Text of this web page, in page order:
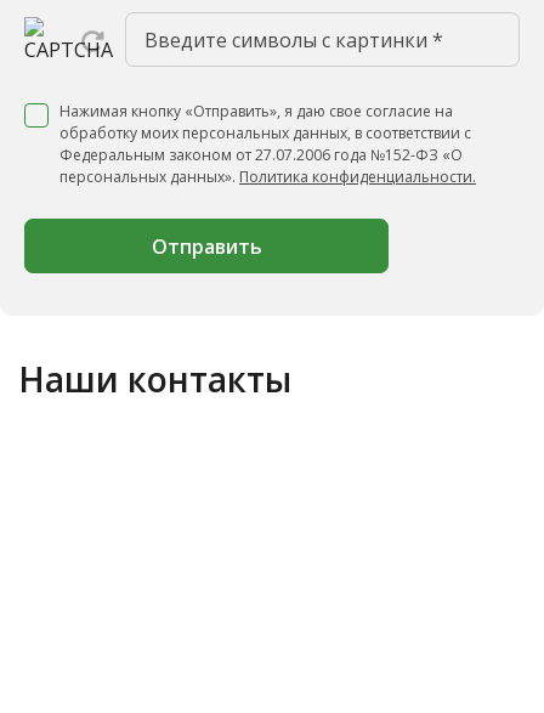
Нажимая кнопку «Отправить», я даю свое согласие на
обработку моих персональных данных, в соответствии с
Федеральным законом от 27.07.2006 года №152-ФЗ «О
персональных данных». Политика конфиденциальности.
Отправить
Наши контакты